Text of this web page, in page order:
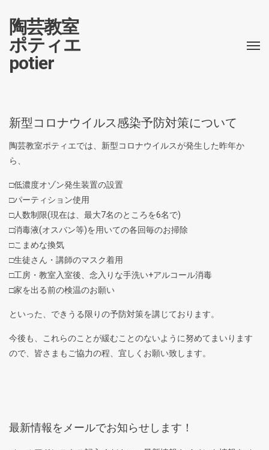
陶芸教室
ポティエ
potier
新型コロナウイルス感染予防対策について
陶芸教室ポティエでは、新型コロナウイルスが発生した昨年か
ら、
□低濃度オゾン発生装置の設置
□パーティション使用
□人数制限(現在は、最大7名のところを6名で)
□消毒液(オスバン等)を用いての各回毎のお掃除
□こまめな換気
□生徒さん・講師のマスク着用
□工房・教室入室後、念入りな手洗い+アルコール消毒
□家を出る前の検温のお願い
といった、できうる限りの予防対策を講じております。
今後も、これらのことが緩むことのないように努めてまいります
ので、皆さまもご協力の程、宜しくお願い致します。
最新情報をメールでお知らせします！